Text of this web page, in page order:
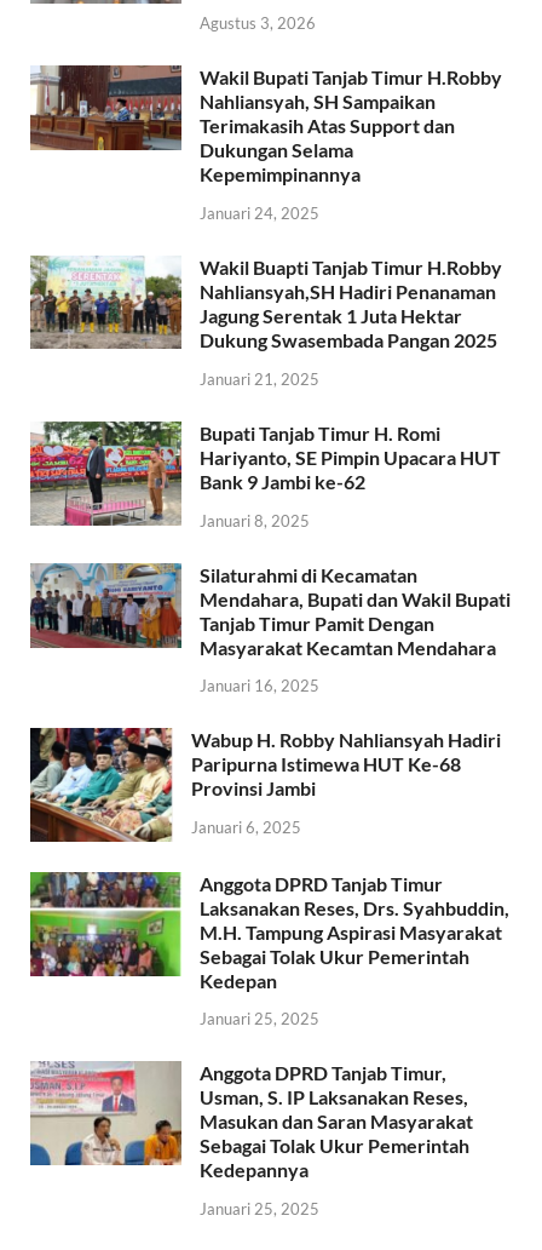
Agustus 3, 2026
Wakil Bupati Tanjab Timur H.Robby
Nahliansyah, SH Sampaikan
Terimakasih Atas Support dan
Dukungan Selama
Kepemimpinannya
Januari 24, 2025
Wakil Buapti Tanjab Timur H.Robby
Nahliansyah,SH Hadiri Penanaman
Jagung Serentak 1 Juta Hektar
Dukung Swasembada Pangan 2025
Januari 21, 2025
Bupati Tanjab Timur H. Romi
Hariyanto, SE Pimpin Upacara HUT
Bank 9 Jambi ke-62
Januari 8, 2025
Silaturahmi di Kecamatan
Mendahara, Bupati dan Wakil Bupati
Tanjab Timur Pamit Dengan
Masyarakat Kecamtan Mendahara
Januari 16, 2025
Wabup H. Robby Nahliansyah Hadiri
Paripurna Istimewa HUT Ke-68
Provinsi Jambi
Januari 6, 2025
Anggota DPRD Tanjab Timur
Laksanakan Reses, Drs. Syahbuddin,
M.H. Tampung Aspirasi Masyarakat
Sebagai Tolak Ukur Pemerintah
Kedepan
Januari 25, 2025
Anggota DPRD Tanjab Timur,
Usman, S. IP Laksanakan Reses,
Masukan dan Saran Masyarakat
Sebagai Tolak Ukur Pemerintah
Kedepannya
Januari 25, 2025